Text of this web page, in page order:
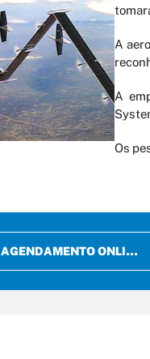
A
A
Os
AGENDAMENTO ONLINE